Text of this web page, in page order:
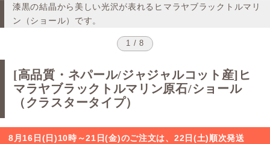
漆黒の結晶から美しい光沢が表れるヒマラヤブラックトルマリ
ン（ショール）です。
1 / 8
[高品質・ネパール/ジャジャルコット産]ヒ
マラヤブラックトルマリン原石/ショール
（クラスタータイプ）
8月16日(日)10時～21日(金)のご注文は、22日(土)順次発送